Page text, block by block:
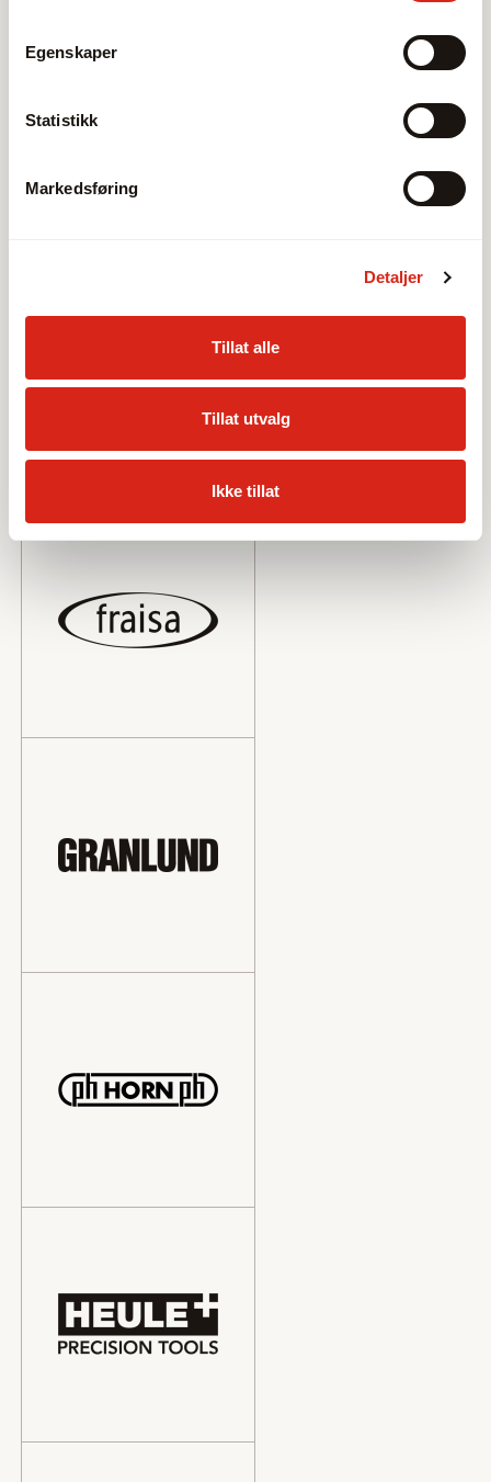
Egenskaper
Statistikk
Markedsføring
Detaljer
Tillat alle
Tillat utvalg
Ikke tillat